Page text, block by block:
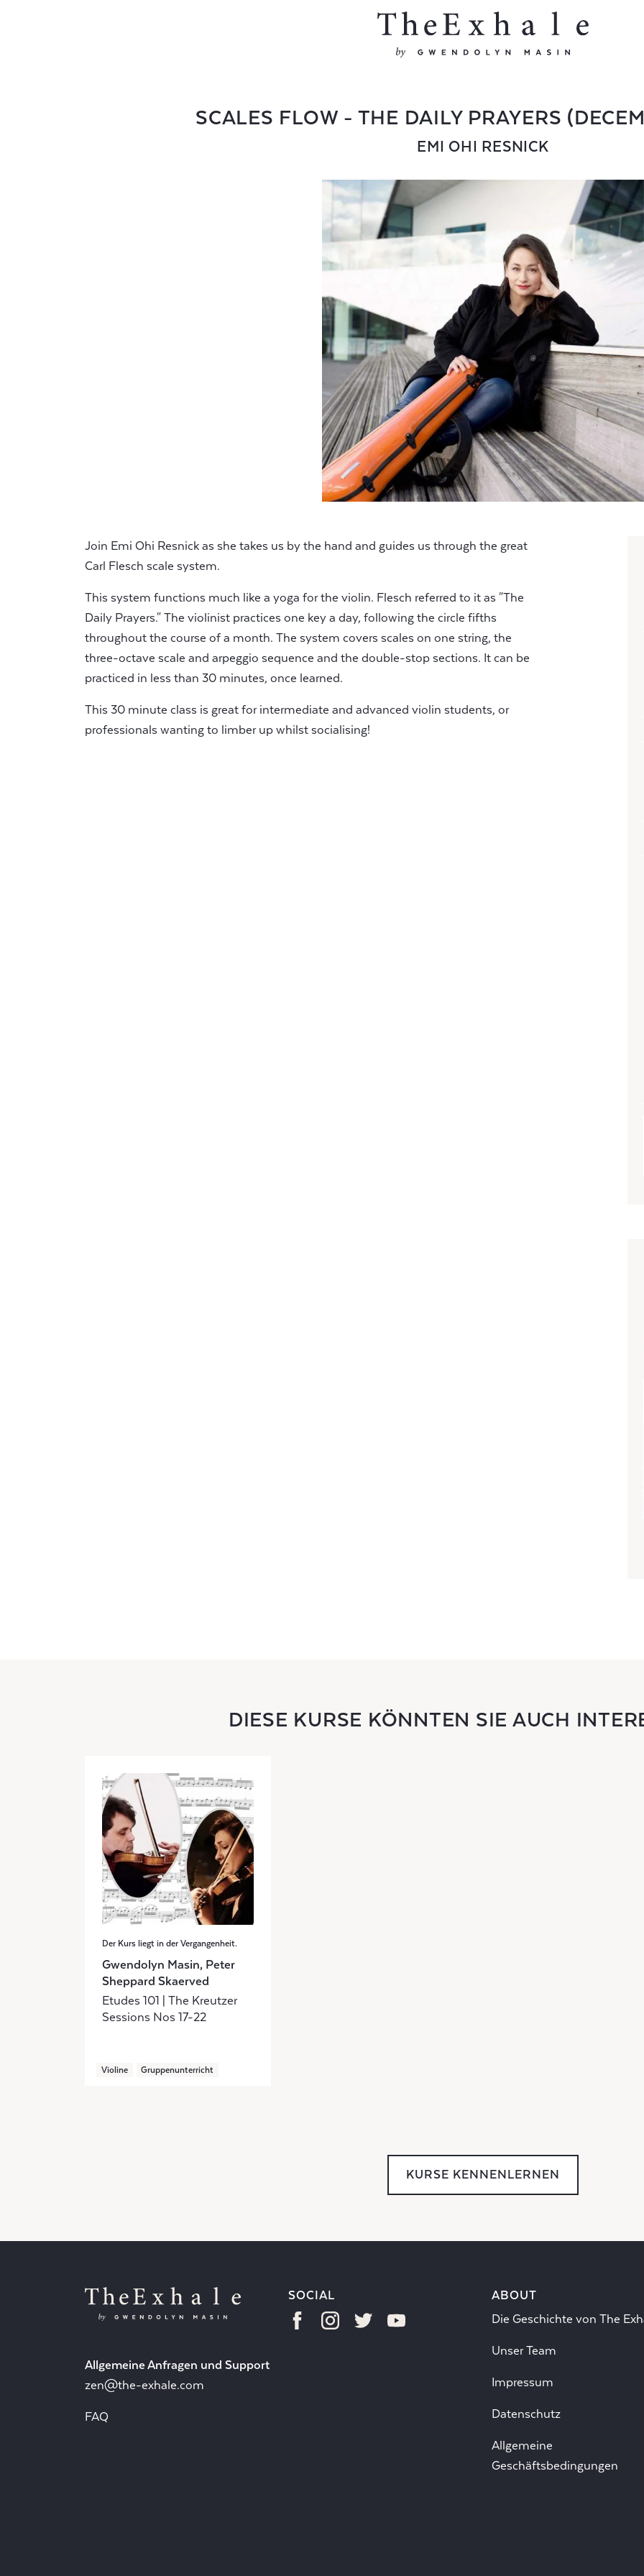
SCALES FLOW - THE DAILY PRAYERS
EMI OHI RESNICK
Join Emi Ohi Resnick as she takes us by the hand and guides us through the great
Carl Flesch scale system.
This system functions much like a yoga for the violin. Flesch referred to it as "The
Daily Prayers." The violinist practices one key a day, following the circle fifths
throughout the course of a month. The system covers scales on one string, the
three-octave scale and arpeggio sequence and the double-stop sections. It can be
practiced in less than 30 minutes, once learned.
This 30 minute class is great for intermediate and advanced violin students, or
professionals wanting to limber up whilst socialising!
DIESE KURSE KÖNNTEN SIE AUCH
Der Kurs liegt in der Vergangenheit.
Gwendolyn Masin, Peter
Sheppard Skaerved
Etudes 101 | The Kreutzer
Sessions Nos 17-22
Violine Gruppenunterricht
KURSE KENNENLERNEN
Allgemeine Anfragen und Support
zen@the-exhale.com
FAQ
SOCIAL
ABOUT
Die Geschichte von The
Unser Team
Impressum
Datenschutz
Allgemeine
Geschäftsbedingungen